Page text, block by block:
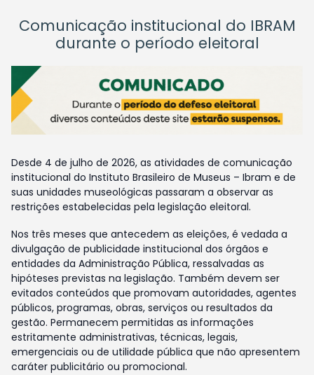
Comunicação institucional do IBRAM
durante o período eleitoral
Desde 4 de julho de 2026, as atividades de comunicação
institucional do Instituto Brasileiro de Museus – Ibram e de
suas unidades museológicas passaram a observar as
restrições estabelecidas pela legislação eleitoral.
Nos três meses que antecedem as eleições, é vedada a
divulgação de publicidade institucional dos órgãos e
entidades da Administração Pública, ressalvadas as
hipóteses previstas na legislação. Também devem ser
evitados conteúdos que promovam autoridades, agentes
públicos, programas, obras, serviços ou resultados da
gestão. Permanecem permitidas as informações
estritamente administrativas, técnicas, legais,
emergenciais ou de utilidade pública que não apresentem
caráter publicitário ou promocional.